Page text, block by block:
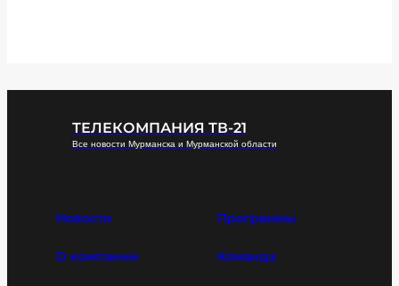
ТЕЛЕКОМПАНИЯ ТВ-21
Все новости Мурманска и Мурманской области
Новости Программы
О компании Команда